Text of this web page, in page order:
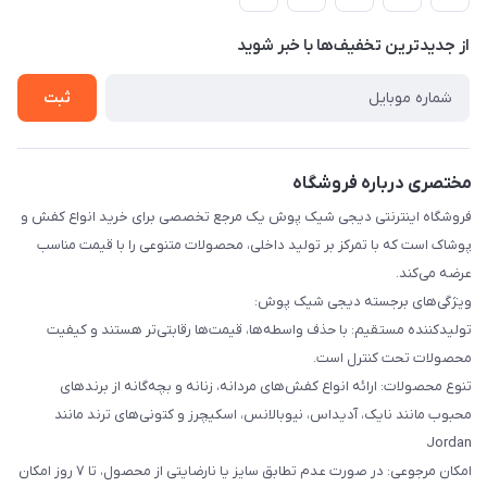
درباره ما
حریم خصوصی
راهنما
از جدید‌ترین تخفیف‌ها با‌ خبر شوید
ثبت
مختصری درباره فروشگاه
فروشگاه اینترنتی دیجی شیک پوش یک مرجع تخصصی برای خرید انواع کفش و
پوشاک است که با تمرکز بر تولید داخلی، محصولات متنوعی را با قیمت مناسب
عرضه می‌کند.
ویژگی‌های برجسته دیجی شیک پوش:
تولیدکننده مستقیم: با حذف واسطه‌ها، قیمت‌ها رقابتی‌تر هستند و کیفیت
محصولات تحت کنترل است.
تنوع محصولات: ارائه انواع کفش‌های مردانه، زنانه و بچه‌گانه از برندهای
محبوب مانند نایک، آدیداس، نیوبالانس، اسکیچرز و کتونی‌های ترند مانند
Jordan
امکان مرجوعی: در صورت عدم تطابق سایز یا نارضایتی از محصول، تا ۷ روز امکان